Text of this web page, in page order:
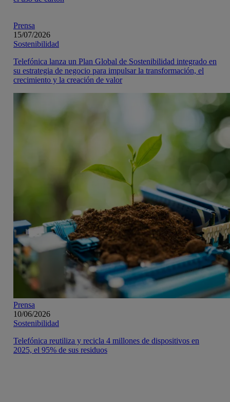
Prensa
15/07/2026
Sostenibilidad
Telefónica lanza un Plan Global de Sostenibilidad integrado en
su estrategia de negocio para impulsar la transformación, el
crecimiento y la creación de valor
Prensa
10/06/2026
Sostenibilidad
Telefónica reutiliza y recicla 4 millones de dispositivos en
2025, el 95% de sus residuos